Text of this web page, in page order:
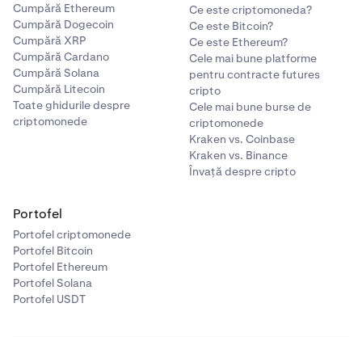
Cumpără Ethereum
Cumpără Dogecoin
Cumpără XRP
Cumpără Cardano
Cumpără Solana
Cumpără Litecoin
Toate ghidurile despre
criptomonede
Ce este criptomoneda?
Ce este Bitcoin?
Ce este Ethereum?
Cele mai bune platforme
pentru contracte futures
cripto
Cele mai bune burse de
criptomonede
Kraken vs. Coinbase
Kraken vs. Binance
Învață despre cripto
Portofel
Portofel criptomonede
Portofel Bitcoin
Portofel Ethereum
Portofel Solana
Portofel USDT